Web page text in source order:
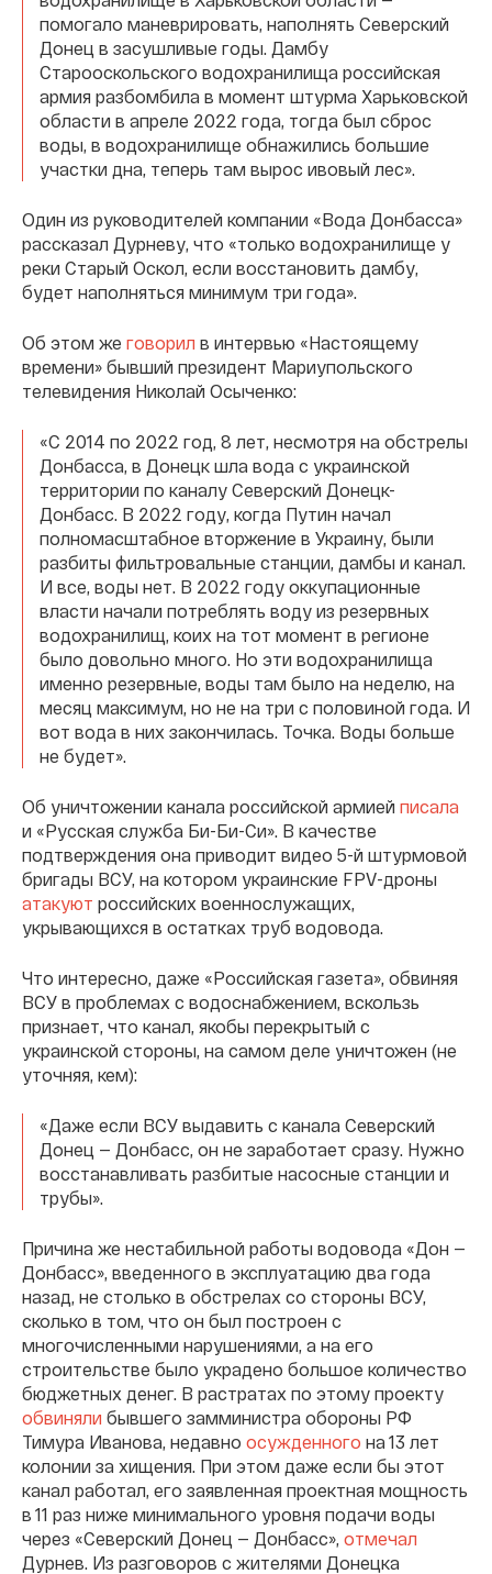
помогало маневрировать, наполнять Северский
Донец в засушливые годы. Дамбу
Старооскольского водохранилища российская
армия разбомбила в момент штурма Харьковской
области в апреле 2022 года, тогда был сброс
воды, в водохранилище обнажились большие
участки дна, теперь там вырос ивовый лес».
Один из руководителей компании «Вода Донбасса»
рассказал Дурневу, что «только водохранилище у
реки Старый Оскол, если восстановить дамбу,
будет наполняться минимум три года».
Об этом же говорил в интервью «Настоящему
времени» бывший президент Мариупольского
телевидения Николай Осыченко:
«С 2014 по 2022 год, 8 лет, несмотря на обстрелы
Донбасса, в Донецк шла вода с украинской
территории по каналу Северский Донецк-
Донбасс. В 2022 году, когда Путин начал
полномасштабное вторжение в Украину, были
разбиты фильтровальные станции, дамбы и канал.
И все, воды нет. В 2022 году оккупационные
власти начали потреблять воду из резервных
водохранилищ, коих на тот момент в регионе
было довольно много. Но эти водохранилища
именно резервные, воды там было на неделю, на
месяц максимум, но не на три с половиной года. И
вот вода в них закончилась. Точка. Воды больше
не будет».
Об уничтожении канала российской армией писала
и «Русская служба Би-Би-Си». В качестве
подтверждения она приводит видео 5-й штурмовой
бригады ВСУ, на котором украинские FPV-дроны
атакуют российских военнослужащих,
укрывающихся в остатках труб водовода.
Что интересно, даже «Российская газета», обвиняя
ВСУ в проблемах с водоснабжением, вскользь
признает, что канал, якобы перекрытый с
украинской стороны, на самом деле уничтожен (не
уточняя, кем):
«Даже если ВСУ выдавить с канала Северский
Донец — Донбасс, он не заработает сразу. Нужно
восстанавливать разбитые насосные станции и
трубы».
Причина же нестабильной работы водовода «Дон —
Донбасс», введенного в эксплуатацию два года
назад, не столько в обстрелах со стороны ВСУ,
сколько в том, что он был построен с
многочисленными нарушениями, а на его
строительстве было украдено большое количество
бюджетных денег. В растратах по этому проекту
обвиняли бывшего замминистра обороны РФ
Тимура Иванова, недавно осужденного на 13 лет
колонии за хищения. При этом даже если бы этот
канал работал, его заявленная проектная мощность
в 11 раз ниже минимального уровня подачи воды
через «Северский Донец — Донбасс», отмечал
Дурнев. Из разговоров с жителями Донецка